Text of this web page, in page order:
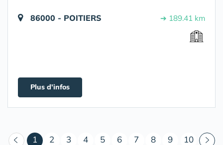
86000 - POITIERS ➔ 189.41 km
Plus d'infos
1 (courant)
2 3 4 5 6 7 8 9 10